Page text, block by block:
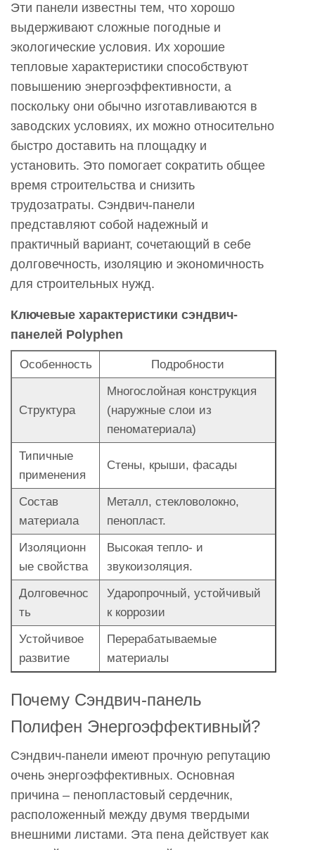
экологически
сэндвич-
панели
Polyphen
обеспечивают
долговечность
и
защиту?
7
Являются
ли
Polyphen
экономически
эффективными?
Каковы
и
эстетические
преимущества
панелей
Polyphen?
9
Почему
сэндвич-
панели
Polyphen
—
выбор
для
строительства?
Эти панели известны тем, что хорошо
выдерживают сложные погодные и
экологические условия. Их хорошие
тепловые характеристики способствуют
повышению энергоэффективности, а
поскольку они обычно изготавливаются в
заводских условиях, их можно относительно
быстро доставить на площадку и
установить. Это помогает сократить общее
время строительства и снизить
трудозатраты. Сэндвич-панели
представляют собой надежный и
практичный вариант, сочетающий в себе
долговечность, изоляцию и экономичность
для строительных нужд.
Ключевые характеристики сэндвич-
панелей Polyphen
Особенность Подробности
Структура
Многослойная конструкция
(наружные слои из
пеноматериала)
Типичные
применения
Стены, крыши, фасады
Состав
материала
Металл, стекловолокно,
пенопласт.
Изоляционн
ые свойства
Высокая тепло- и
звукоизоляция.
Долговечнос
ть
Ударопрочный, устойчивый
к коррозии
Устойчивое
развитие
Перерабатываемые
материалы
Почему Сэндвич-панель
Полифен Энергоэффективный?
Сэндвич-панели имеют прочную репутацию
очень энергоэффективных. Основная
причина – пенопластовый сердечник,
расположенный между двумя твердыми
внешними листами. Эта пена действует как